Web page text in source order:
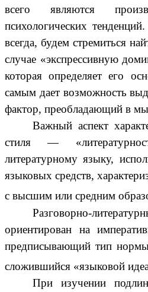
всего являются
психологических
всегда, будем стремиться
случае «экспрессивную
которая определяет его
самым дает возможность
фактор, преобладающий в
Важный аспект
стиля —
литературному языку,
языковых средств,
с высшим или средним
Разговорно-
ориентирован на
предписывающий тип нормы,
сложившийся «языковой
При изучении